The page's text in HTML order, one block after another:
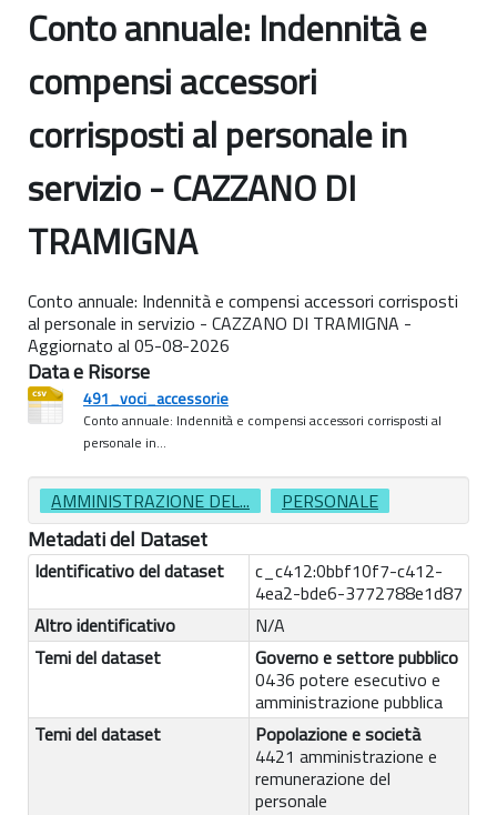
Conto annuale: Indennità e
compensi accessori
corrisposti al personale in
servizio - CAZZANO DI
TRAMIGNA
Conto annuale: Indennità e compensi accessori corrisposti
al personale in servizio - CAZZANO DI TRAMIGNA -
Aggiornato al 05-08-2026
Data e Risorse
491_voci_accessorie
Conto annuale: Indennità e compensi accessori corrisposti al
personale in...
AMMINISTRAZIONE DEL... PERSONALE
Metadati del Dataset
Identificativo del dataset
c_c412:0bbf10f7-c412-
4ea2-bde6-3772788e1d87
Altro identificativo
N/A
Temi del dataset
Governo e settore pubblico
0436 potere esecutivo e
amministrazione pubblica
Temi del dataset
Popolazione e società
4421 amministrazione e
remunerazione del
personale